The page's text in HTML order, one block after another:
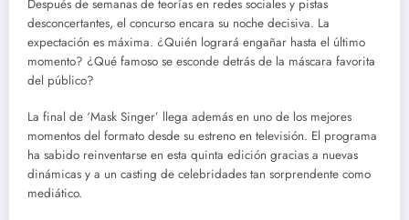
Después de semanas de teorías en redes sociales y pistas
desconcertantes, el concurso encara su noche decisiva. La
expectación es máxima. ¿Quién logrará engañar hasta el último
momento? ¿Qué famoso se esconde detrás de la máscara favorita
del público?
La final de ‘Mask Singer’ llega además en uno de los mejores
momentos del formato desde su estreno en televisión. El programa
ha sabido reinventarse en esta quinta edición gracias a nuevas
dinámicas y a un casting de celebridades tan sorprendente como
mediático.